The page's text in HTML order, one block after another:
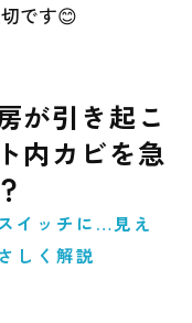
です😊
が引き起こ
内カビを急
イッチに…見え
しく解説